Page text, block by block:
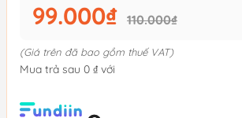
99.000₫ 110.000₫
(Giá trên đã bao gồm thuế VAT)
Mua trả sau 0 ₫ với